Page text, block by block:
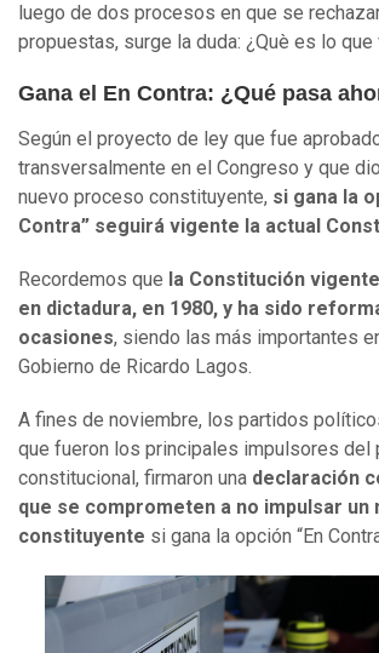
luego de dos procesos en que se
propuestas, surge la duda: ¿Què es lo que
Gana el En Contra: ¿Qué pasa
Según el proyecto de ley que fue
transversalmente en el Congreso y que
nuevo proceso constituyente, si gana la
Contra” seguirá vigente la actual
Recordemos que la Constitución
en dictadura, en 1980, y ha sido
ocasiones, siendo las más importantes
Gobierno de Ricardo Lagos.
A fines de noviembre, los partidos
que fueron los principales impulsores del
constitucional, firmaron una declaración
que se comprometen a no impulsar un
constituyente si gana la opción “En